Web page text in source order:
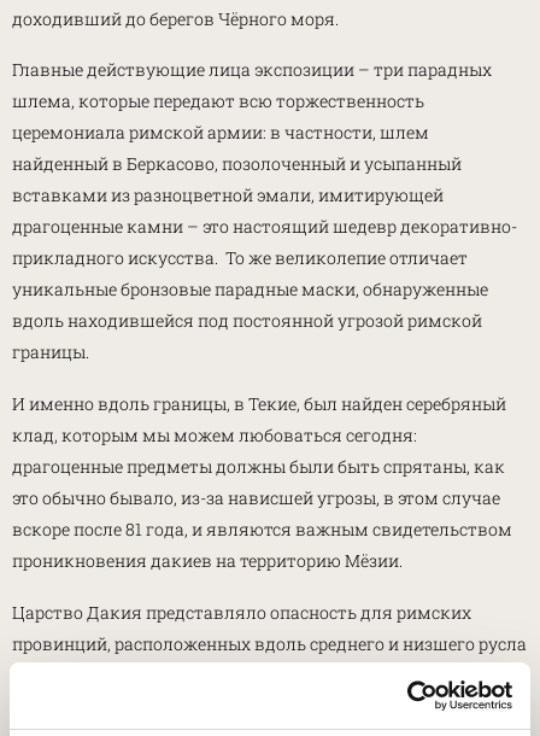
доходивший до берегов Чёрного моря.
Главные действующие лица экспозиции – три парадных
шлема, которые передают всю торжественность
церемониала римской армии: в частности, шлем
найденный в Беркасово, позолоченный и усыпанный
вставками из разноцветной эмали, имитирующей
драгоценные камни – это настоящий шедевр декоративно-
прикладного искусства. То же великолепие отличает
уникальные бронзовые парадные маски, обнаруженные
вдоль находившейся под постоянной угрозой римской
границы.
И именно вдоль границы, в Текие, был найден серебряный
клад, которым мы можем любоваться сегодня:
драгоценные предметы должны были быть спрятаны, как
это обычно бывало, из-за нависшей угрозы, в этом случае
вскоре после 81 года, и являются важным свидетельством
проникновения дакиев на территорию Мёзии.
Царство Дакия представляло опасность для римских
провинций, расположенных вдоль среднего и низшего русла
Дуная, искусно вырезанного на слепке Траянской колонны,
представленной на выставке в Аквилее; Траян провёл там